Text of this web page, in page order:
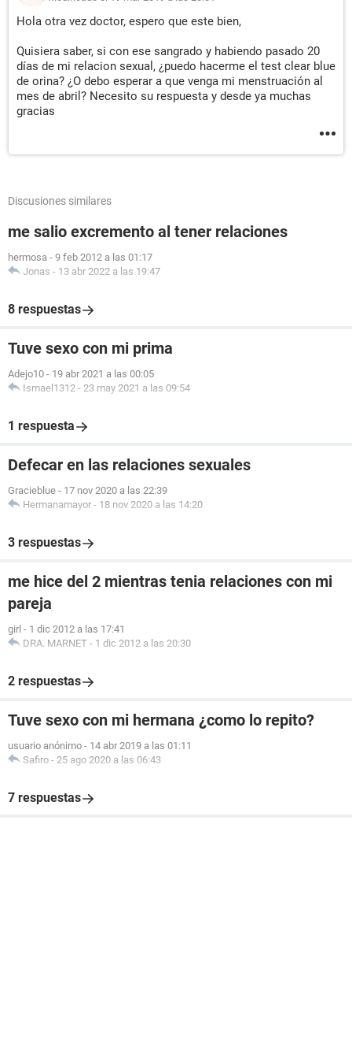
Hola otra vez doctor, espero que este bien,
Quisiera saber, si con ese sangrado y habiendo pasado 20
días de mi relacion sexual, ¿puedo hacerme el test clear blue
de orina? ¿O debo esperar a que venga mi menstruación al
mes de abril? Necesito su respuesta y desde ya muchas
gracias
Discusiones similares
me salio excremento al tener relaciones
hermosa - 9 feb 2012 a las 01:17
Jonas - 13 abr 2022 a las 19:47
8 respuestas
Tuve sexo con mi prima
Adejo10 - 19 abr 2021 a las 00:05
Ismael1312 - 23 may 2021 a las 09:54
1 respuesta
Defecar en las relaciones sexuales
Gracieblue - 17 nov 2020 a las 22:39
Hermanamayor - 18 nov 2020 a las 14:20
3 respuestas
me hice del 2 mientras tenia relaciones con mi
pareja
girl - 1 dic 2012 a las 17:41
DRA. MARNET - 1 dic 2012 a las 20:30
2 respuestas
Tuve sexo con mi hermana ¿como lo repito?
usuario anónimo - 14 abr 2019 a las 01:11
Safiro - 25 ago 2020 a las 06:43
7 respuestas